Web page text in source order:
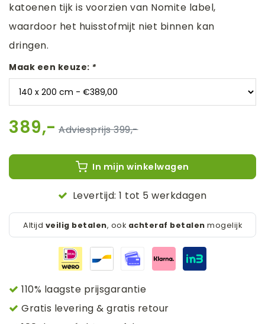
katoenen tijk is voorzien van Nomite label,
waardoor het huisstofmijt niet binnen kan
dringen.
Maak een keuze: *
389,- 399,-
In mijn winkelwagen
Levertijd: 1 tot 5 werkdagen
Altijd veilig betalen, ook achteraf betalen mogelijk
110% laagste prijsgarantie
Gratis levering & gratis retour